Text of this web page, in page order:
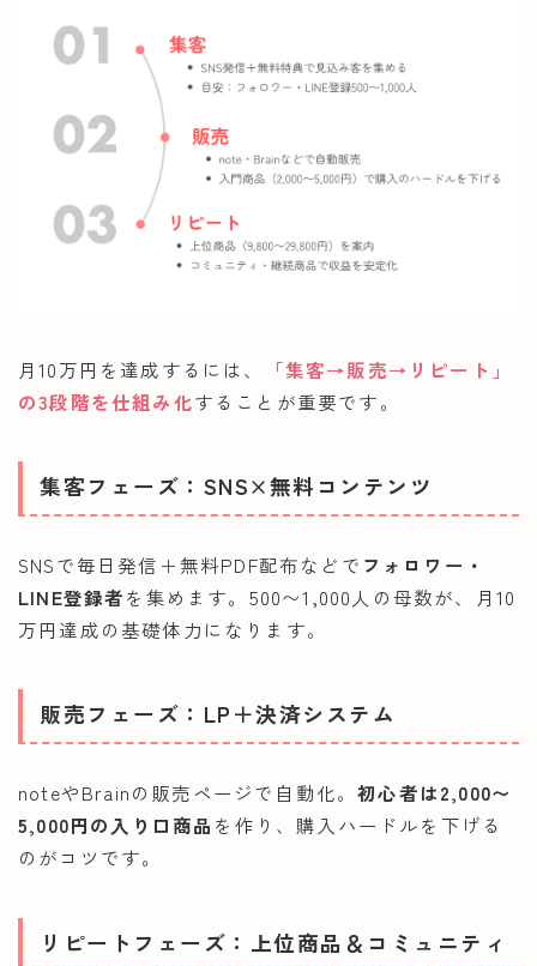
月10万円を達成するには、
「集客→販売→リピート」
の3段階を仕組み化することが重要です。
集客フェーズ：SNS×無料コンテンツ
SNSで毎日発信＋無料PDF配布などで フォロワー・
LINE登録者を集めます。500〜1,000人の母数が、月10
万円達成の基礎体力になります。
販売フェーズ：LP＋決済システム
noteやBrainの販売ページで自動化。初心者は2,000〜
5,000円の入り口商品 を作り、購入ハードルを下げる
のがコツです。
リピートフェーズ：上位商品＆コミュニティ